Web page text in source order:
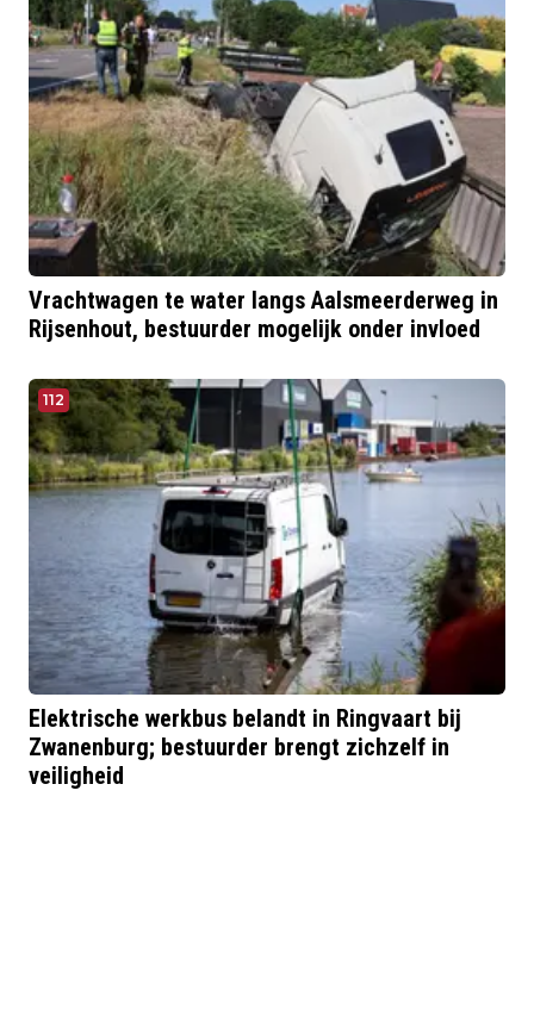
Vrachtwagen te water langs Aalsmeerderweg in
Rijsenhout, bestuurder mogelijk onder invloed
112
Elektrische werkbus belandt in Ringvaart bij
Zwanenburg; bestuurder brengt zichzelf in
veiligheid